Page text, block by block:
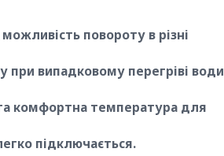
повороту в різні
при випадковому перегріві води
комфортна температура для
підключається.